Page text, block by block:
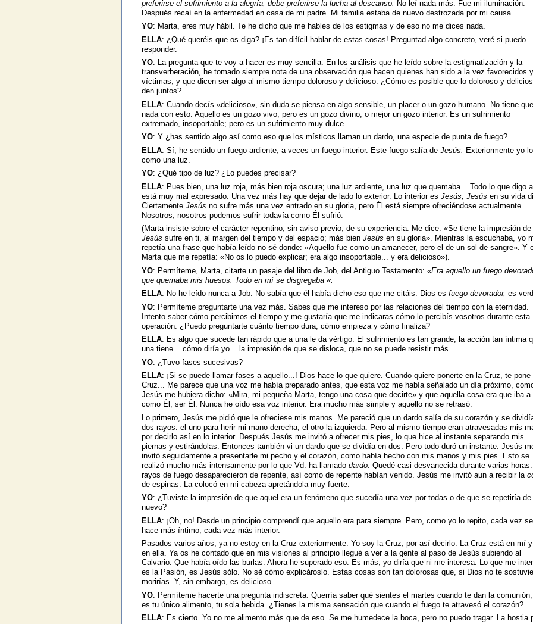
preferirse el sufrimiento a la alegría, debe preferirse la lucha al descanso.
No leí nada más. Fue mi iluminación.
Después recaí en la enfermedad en casa de mi padre. Mi familia estaba de nuevo destrozada por mi causa.
YO: Marta, eres muy hábil. Te he dicho que me hables de los estigmas y de eso no me dices nada.
ELLA: ¿Qué queréis que os diga? ¡Es tan difícil hablar de estas cosas! Preguntad algo concreto, veré si puedo
responder.
YO: La pregunta que te voy a hacer es muy sencilla. En los análisis que he leído sobre la estigmatización y la
transverberación, he tomado siempre nota de una observación que hacen quienes han sido a la vez favorecidos y
víctimas, y que dicen ser algo al mismo tiempo doloroso y delicioso. ¿Cómo es posible que lo doloroso y
den juntos?
ELLA: Cuando decís «delicioso», sin duda se piensa en algo sensible, un placer o un gozo humano. No tiene
nada con esto. Aquello es un gozo vivo, pero es un gozo divino, o mejor un gozo interior. Es un sufrimiento
extremado, insoportable; pero es un sufrimiento muy dulce.
YO: Y ¿has sentido algo así como eso que los místicos llaman un dardo, una especie de punta de fuego?
ELLA: Sí, he sentido un fuego ardiente, a veces un fuego interior. Este fuego salía de Jesús.
Exteriormente yo
como una luz.
YO: ¿Qué tipo de luz? ¿Lo puedes precisar?
ELLA: Pues bien, una luz roja, más bien roja oscura; una luz ardiente, una luz que quemaba... Todo lo que digo
está muy mal expresado. Una vez más hay que dejar de lado lo exterior. Lo interior es Jesús, Jesús en su vida
Ciertamente Jesús no sufre más una vez entrado en su gloria, pero Él está siempre ofreciéndose actualmente.
Nosotros, nosotros podemos sufrir todavía como Él sufrió.
(Marta insiste sobre el carácter repentino, sin aviso previo, de su experiencia. Me dice: «Se tiene la impresión de
Jesús sufre en ti, al margen del tiempo y del espacio; más bien Jesús en su gloria». Mientras la escuchaba, yo
repetía una frase que había leído no sé donde: «Aquello fue como un amanecer, pero el de un sol de sangre». Y
Marta que me repetía: «No os lo puedo explicar; era algo insoportable... y era delicioso»).
YO: Permíteme, Marta, citarte un pasaje del libro de Job, del Antiguo Testamento: «Era aquello un fuego
que quemaba mis huesos. Todo en mí se disgregaba «.
ELLA: No he leído nunca a Job. No sabía que él había dicho eso que me citáis. Dios es fuego devorador, es
YO: Permíteme preguntarte una vez más. Sabes que me intereso por las relaciones del tiempo con la eternidad.
Intento saber cómo percibimos el tiempo y me gustaría que me indicaras cómo lo percibís vosotros durante esta
operación. ¿Puedo preguntarte cuánto tiempo dura, cómo empieza y cómo finaliza?
ELLA: Es algo que sucede tan rápido que a una le da vértigo. El sufrimiento es tan grande, la acción tan íntima
una tiene... cómo diría yo... la impresión de que se disloca, que no se puede resistir más.
YO: ¿Tuvo fases sucesivas?
ELLA: ¡Si se puede llamar fases a aquello...! Dios hace lo que quiere. Cuando quiere ponerte en la Cruz, te pone
Cruz... Me parece que una voz me había preparado antes, que esta voz me había señalado un día próximo,
Jesús me hubiera dicho: «Mira, mi pequeña Marta, tengo una cosa que decirte» y que aquella cosa era que iba a
como Él, ser Él. Nunca he oído esa voz interior. Era mucho más simple y aquello no se retrasó.
Lo primero, Jesús me pidió que le ofreciese mis manos. Me pareció que un dardo salía de su corazón y se
dos rayos: el uno para herir mi mano derecha, el otro la izquierda. Pero al mismo tiempo eran atravesadas mis
por decirlo así en lo interior. Después Jesús me invitó a ofrecer mis pies, lo que hice al instante separando mis
piernas y estirándolas. Entonces también vi un dardo que se dividía en dos. Pero todo duró un instante. Jesús
invitó seguidamente a presentarle mi pecho y el corazón, como había hecho con mis manos y mis pies. Esto se
realizó mucho más intensamente por lo que Vd. ha llamado dardo. Quedé casi desvanecida durante varias
rayos de fuego desaparecieron de repente, así como de repente habían venido. Jesús me invitó aun a recibir la
de espinas. La colocó en mi cabeza apretándola muy fuerte.
YO: ¿Tuviste la impresión de que aquel era un fenómeno que sucedía una vez por todas o de que se repetiría de
nuevo?
ELLA: ¡Oh, no! Desde un principio comprendí que aquello era para siempre. Pero, como yo lo repito, cada vez se
hace más íntimo, cada vez más interior.
Pasados varios años, ya no estoy en la Cruz exteriormente. Yo soy la Cruz, por así decirlo. La Cruz está en mí
en ella. Ya os he contado que en mis visiones al principio llegué a ver a la gente al paso de Jesús subiendo al
Calvario. Que había oído las burlas. Ahora he superado eso. Es más, yo diría que ni me interesa. Lo que me
es la Pasión, es Jesús sólo. No sé cómo explicároslo. Estas cosas son tan dolorosas que, si Dios no te
morirías. Y, sin embargo, es delicioso.
YO: Permíteme hacerte una pregunta indiscreta. Querría saber qué sientes el martes cuando te dan la
es tu único alimento, tu sola bebida. ¿Tienes la misma sensación que cuando el fuego te atravesó el corazón?
ELLA: Es cierto. Yo no me alimento más que de eso. Se me humedece la boca, pero no puedo tragar. La hostia